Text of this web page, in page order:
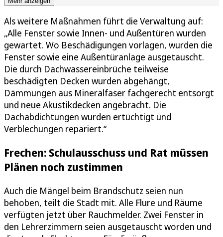
Als weitere Maßnahmen führt die Verwaltung auf:
„Alle Fenster sowie Innen- und Außentüren wurden
gewartet. Wo Beschädigungen vorlagen, wurden die
Fenster sowie eine Außentüranlage ausgetauscht.
Die durch Dachwassereinbrüche teilweise
beschädigten Decken wurden abgehängt,
Dämmungen aus Mineralfaser fachgerecht entsorgt
und neue Akustikdecken angebracht. Die
Dachabdichtungen wurden ertüchtigt und
Verblechungen repariert.“
Frechen: Schulausschuss und Rat müssen
Plänen noch zustimmen
Auch die Mängel beim Brandschutz seien nun
behoben, teilt die Stadt mit. Alle Flure und Räume
verfügten jetzt über Rauchmelder. Zwei Fenster in
den Lehrerzimmern seien ausgetauscht worden und